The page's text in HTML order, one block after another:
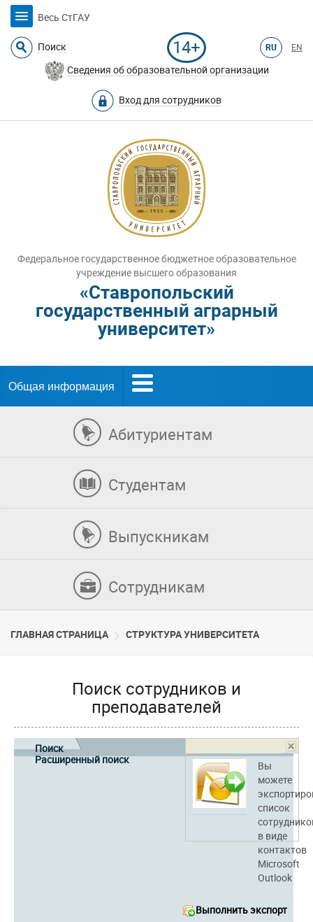
Весь СтГАУ
Поиск 14+ RU EN
Сведения об образовательной организации
Вход для сотрудников
Федеральное государственное бюджетное образовательное
учреждение высшего образования
«Ставропольский
государственный аграрный
университет»
Общая информация
Абитуриентам
Студентам
Выпускникам
Сотрудникам
ГЛАВНАЯ СТРАНИЦА CТРУКТУРА УНИВЕРСИТЕТА
Поиск сотрудников и
преподавателей
Вы
можете
список
в виде
контактов
Microsoft
Outlook
Выполнить экспорт
Поиск
Расширенный поиск